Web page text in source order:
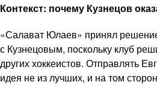
Контекст: почему Кузнецов
«Салават Юлаев» принял
с Кузнецовым, поскольку клуб
других хоккеистов. Отправлять
идея не из лучших, и на том